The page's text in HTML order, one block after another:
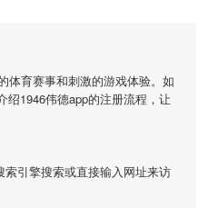
体育赛事和刺激的游戏体验。如
绍1946伟德app的注册流程，让
索引擎搜索或直接输入网址来访